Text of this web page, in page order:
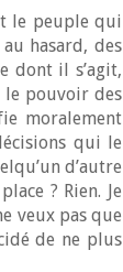
le peuple qui
hasard, des
dont il s’agit,
le pouvoir des
moralement
qui le
d’autre
? Rien. Je
veux pas que
de ne plus